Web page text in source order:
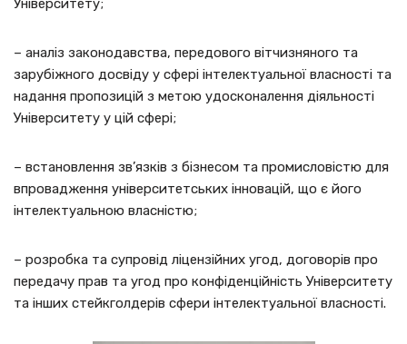
Університету;
– аналіз законодавства, передового вітчизняного та
зарубіжного досвіду у сфері інтелектуальної власності та
надання пропозицій з метою удосконалення діяльності
Університету у цій сфері;
– встановлення зв’язків з бізнесом та промисловістю для
впровадження університетських інновацій, що є його
інтелектуальною власністю;
– розробка та супровід ліцензійних угод, договорів про
передачу прав та угод про конфіденційність Університету
та інших стейкголдерів сфери інтелектуальної власності.